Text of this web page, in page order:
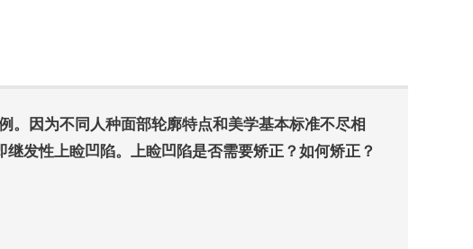
因为不同人种面部轮廓特点和美学基本标准不尽相
发性上睑凹陷。上睑凹陷是否需要矫正？如何矫正？